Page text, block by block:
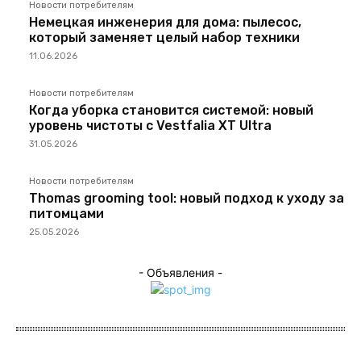
Новости потребителям
Немецкая инженерия для дома: пылесос,
который заменяет целый набор техники
11.06.2026
Новости потребителям
Когда уборка становится системой: новый
уровень чистоты с Vestfalia XT Ultra
31.05.2026
Новости потребителям
Thomas grooming tool: новый подход к уходу за
питомцами
25.05.2026
- Объявления -